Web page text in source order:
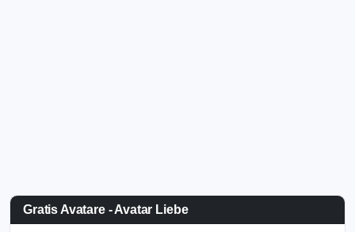
Gratis Avatare - Avatar Liebe